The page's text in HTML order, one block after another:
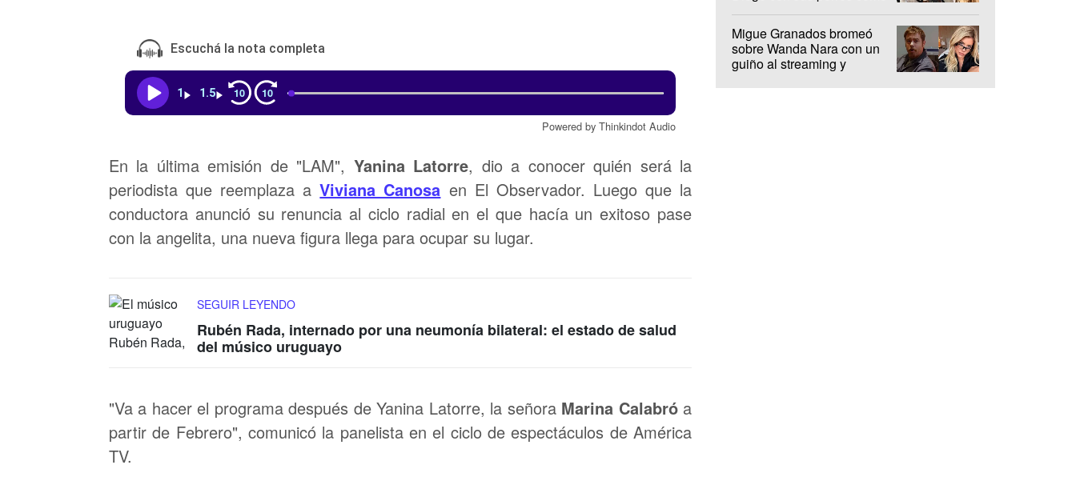
Escuchá la nota completa
1 1.5 10 10
Powered by Thinkindot Audio
En la última emisión de "LAM", Yanina Latorre, dio a conocer quién será la
periodista que reemplaza a Viviana Canosa en El Observador. Luego que la
conductora anunció su renuncia al ciclo radial en el que hacía un exitoso pase
con la angelita, una nueva figura llega para ocupar su lugar.
SEGUIR LEYENDO
Rubén Rada, internado por una neumonía bilateral: el estado de salud
del músico uruguayo
"Va a hacer el programa después de Yanina Latorre, la señora Marina Calabróa
partir de Febrero", comunicó la panelista en el ciclo de espectáculos de América
TV.
Migue Granados bromeó
sobre Wanda Nara con un
guiño al streaming y